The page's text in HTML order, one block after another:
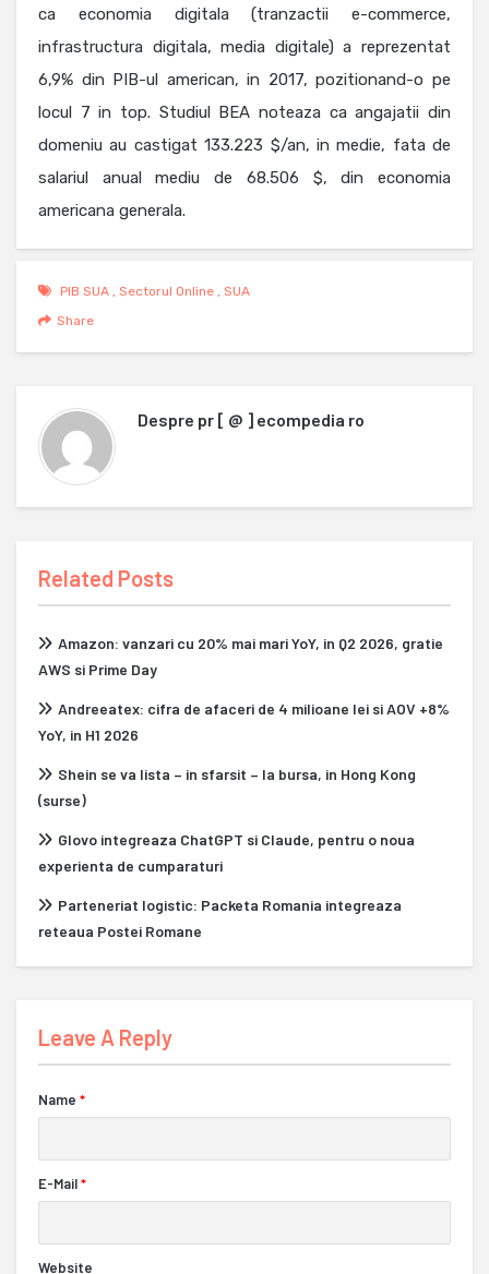
ca economia digitala (tranzactii e-commerce,
infrastructura digitala, media digitale) a reprezentat
6,9% din PIB-ul american, in 2017, pozitionand-o pe
locul 7 in top. Studiul BEA noteaza ca angajatii din
domeniu au castigat 133.223 $/an, in medie, fata de
salariul anual mediu de 68.506 $, din economia
americana generala.
PIB SUA , Sectorul Online , SUA
Share
Despre pr [ @ ] ecompedia ro
Related Posts
Amazon: vanzari cu 20% mai mari YoY, in Q2 2026, gratie
AWS si Prime Day
Andreeatex: cifra de afaceri de 4 milioane lei si AOV +8%
YoY, in H1 2026
Shein se va lista – in sfarsit – la bursa, in Hong Kong
(surse)
Glovo integreaza ChatGPT si Claude, pentru o noua
experienta de cumparaturi
Parteneriat logistic: Packeta Romania integreaza
reteaua Postei Romane
Leave A Reply
Name *
E-Mail*
Website